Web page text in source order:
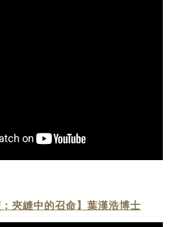
：夾縫中的召命】葉漢浩博士